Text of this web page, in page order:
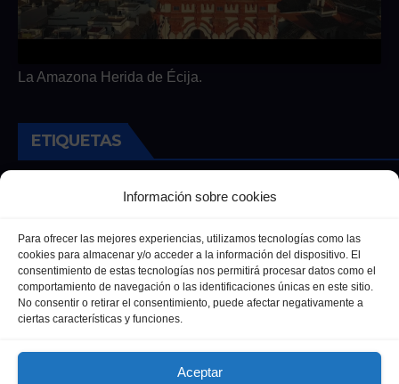
Información sobre cookies
Para ofrecer las mejores experiencias, utilizamos tecnologías como las
cookies para almacenar y/o acceder a la información del dispositivo. El
consentimiento de estas tecnologías nos permitirá procesar datos como el
comportamiento de navegación o las identificaciones únicas en este sitio.
No consentir o retirar el consentimiento, puede afectar negativamente a
ciertas características y funciones.
Aceptar
La Amazona Herida de Écija.
ETIQUETAS
Andalucía Cultura Deportes